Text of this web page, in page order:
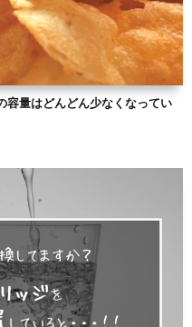
容量はどんどん少なくなってい